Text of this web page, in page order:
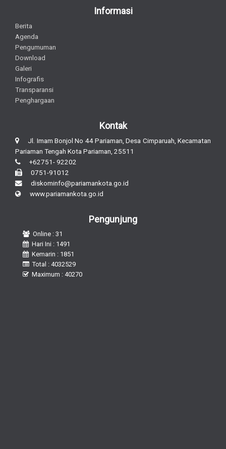
Informasi
Berita
Agenda
Pengumuman
Download
Galeri
Infografis
Transparansi
Penghargaan
Kontak
Jl. Imam Bonjol No 44 Pariaman, Desa Cimparuah, Kecamatan
Pariaman Tengah Kota Pariaman, 25511
+62751- 92202
0751-91012
diskominfo@pariamankota.go.id
www.pariamankota.go.id
Pengunjung
Online : 31
Hari Ini : 1491
Kemarin : 1851
Total : 4032529
Maximum : 40270